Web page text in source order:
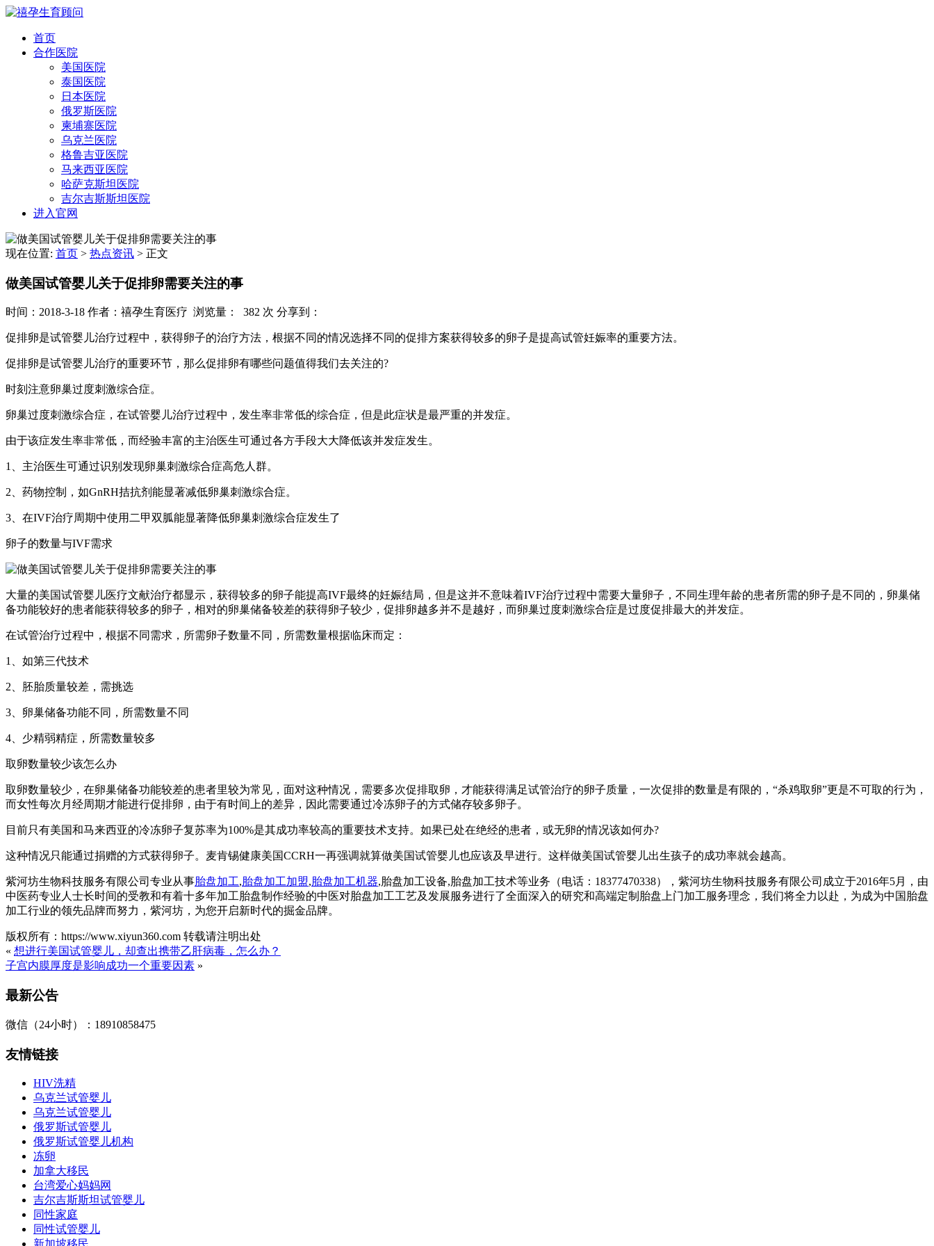
首页
合作医院
美国医院
泰国医院
日本医院
俄罗斯医院
柬埔寨医院
乌克兰医院
格鲁吉亚医院
马来西亚医院
哈萨克斯坦医院
吉尔吉斯斯坦医院
进入官网
现在位置: 首页 > 热点资讯 > 正文
做美国试管婴儿关于促排卵需要关注的事
时间：2018-3-18 作者：禧孕生育医疗 浏览量： 382 次 分享到：
促排卵是试管婴儿治疗过程中，获得卵子的治疗方法，根据不同的情况选择不同的促排方案获得较多的卵子是提高试管妊娠率的重要方法。
促排卵是试管婴儿治疗的重要环节，那么促排卵有哪些问题值得我们去关注的?
时刻注意卵巢过度刺激综合症。
卵巢过度刺激综合症，在试管婴儿治疗过程中，发生率非常低的综合症，但是此症状是最严重的并发症。
由于该症发生率非常低，而经验丰富的主治医生可通过各方手段大大降低该并发症发生。
1、主治医生可通过识别发现卵巢刺激综合症高危人群。
2、药物控制，如GnRH拮抗剂能显著减低卵巢刺激综合症。
3、在IVF治疗周期中使用二甲双胍能显著降低卵巢刺激综合症发生了
卵子的数量与IVF需求
大量的美国试管婴儿医疗文献治疗都显示，获得较多的卵子能提高IVF最终的妊娠结局，但是这并不意味着IVF治疗过程中需要大量卵子，不同生理年龄的患者所需的卵子是不同的，卵巢储
备功能较好的患者能获得较多的卵子，相对的卵巢储备较差的获得卵子较少，促排卵越多并不是越好，而卵巢过度刺激综合症是过度促排最大的并发症。
在试管治疗过程中，根据不同需求，所需卵子数量不同，所需数量根据临床而定：
1、如第三代技术
2、胚胎质量较差，需挑选
3、卵巢储备功能不同，所需数量不同
4、少精弱精症，所需数量较多
取卵数量较少该怎么办
取卵数量较少，在卵巢储备功能较差的患者里较为常见，面对这种情况，需要多次促排取卵，才能获得满足试管治疗的卵子质量，一次促排的数量是有限的，“杀鸡取卵”更是不可取的行为，
而女性每次月经周期才能进行促排卵，由于有时间上的差异，因此需要通过冷冻卵子的方式储存较多卵子。
目前只有美国和马来西亚的冷冻卵子复苏率为100%是其成功率较高的重要技术支持。如果已处在绝经的患者，或无卵的情况该如何办?
这种情况只能通过捐赠的方式获得卵子。麦肯锡健康美国CCRH一再强调就算做美国试管婴儿也应该及早进行。这样做美国试管婴儿出生孩子的成功率就会越高。
紫河坊生物科技服务有限公司专业从事胎盘加工,胎盘加工加盟,胎盘加工机器,胎盘加工设备,胎盘加工技术等业务（电话：18377470338），紫河坊生物科技服务有限公司成立于2016年5月，由
中医药专业人士长时间的受教和有着十多年加工胎盘制作经验的中医对胎盘加工工艺及发展服务进行了全面深入的研究和高端定制胎盘上门加工服务理念，我们将全力以赴，为成为中国胎盘
加工行业的领先品牌而努力，紫河坊，为您开启新时代的掘金品牌。
版权所有：https://www.xiyun360.com 转载请注明出处
« 想进行美国试管婴儿，却查出携带乙肝病毒，怎么办？
子宫内膜厚度是影响成功一个重要因素 »
最新公告
微信（24小时）：18910858475
友情链接
HIV洗精
乌克兰试管婴儿
乌克兰试管婴儿
俄罗斯试管婴儿
俄罗斯试管婴儿机构
冻卵
加拿大移民
台湾爱心妈妈网
吉尔吉斯斯坦试管婴儿
同性家庭
同性试管婴儿